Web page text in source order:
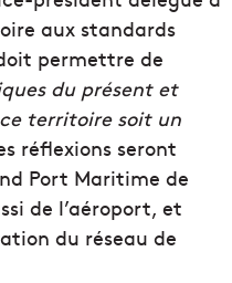
aux standards
permettre de
du présent et
territoire soit un
réflexions seront
Port Maritime de
de l’aéroport, et
du réseau de